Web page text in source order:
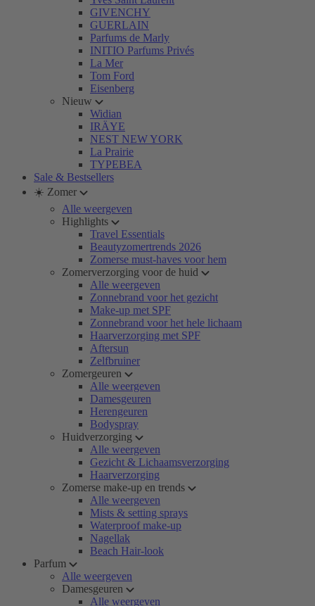
GIVENCHY
GUERLAIN
Parfums de Marly
INITIO Parfums Privés
La Mer
Tom Ford
Eisenberg
Nieuw
Widian
IRÄYE
NEST NEW YORK
La Prairie
TYPEBEA
Sale & Bestsellers
☀️ Zomer
Alle weergeven
Highlights
Travel Essentials
Beautyzomertrends 2026
Zomerse must-haves voor hem
Zomerverzorging voor de huid
Alle weergeven
Zonnebrand voor het gezicht
Make-up met SPF
Zonnebrand voor het hele lichaam
Haarverzorging met SPF
Aftersun
Zelfbruiner
Zomergeuren
Alle weergeven
Damesgeuren
Herengeuren
Bodyspray
Huidverzorging
Alle weergeven
Gezicht & Lichaamsverzorging
Haarverzorging
Zomerse make-up en trends
Alle weergeven
Mists & setting sprays
Waterproof make-up
Nagellak
Beach Hair-look
Parfum
Alle weergeven
Damesgeuren
Alle weergeven